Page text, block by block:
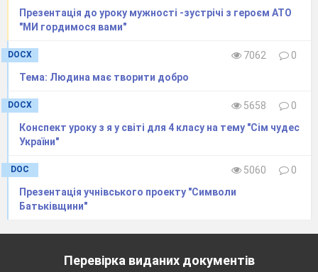
що груди червоні.
А на гілочці край неї
Ластівку і солов'я!
Поясніть нашому Вові,
(Ластівка і соловей – перелітні птахи.)
5.
Презентація до уроку мужності -зустрічі з героєм АТО
"МИ гордимося вами"
DOCX 7062
0
Тема: Людина має творити добро
DOCX 5658
0
Конспект уроку з я у світі для 4 класу на тему "Сім чудес
України"
DOC 5060
0
Презентація учнівського проекту "Символи
Батьківщини"
Перевірка виданих документів